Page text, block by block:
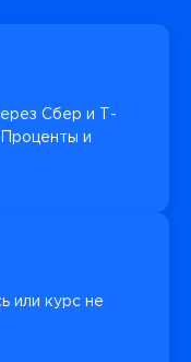
Сбер и Т-
Проценты и
или курс не